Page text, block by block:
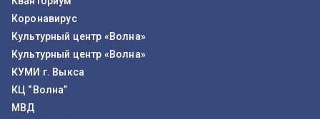
Коронавирус
Культурный центр «Волна»
Культурный центр «Волна»
КУМИ г. Выкса
КЦ “Волна”
МВД